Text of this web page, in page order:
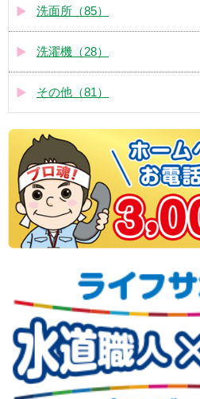
洗面所（85）
洗濯機（28）
その他（81）